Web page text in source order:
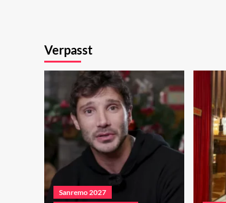
Verpasst
Sanremo 2027